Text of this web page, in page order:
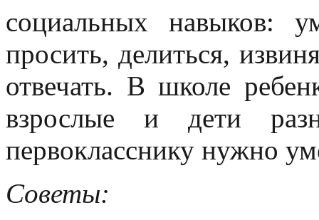
социальных навыков:
просить, делиться,
отвечать. В школе
взрослые и дети
первокласснику нужно
Советы: